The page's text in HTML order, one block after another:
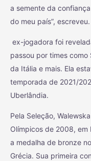
a semente da
do meu país”, escreveu.
ex-jogadora foi
passou por times como
da Itália e mais. Ela
temporada de 2021/
Uberlândia.
Pela Seleção,
Olímpicos de 2008, em
a medalha de bronze
Grécia. Sua primeira